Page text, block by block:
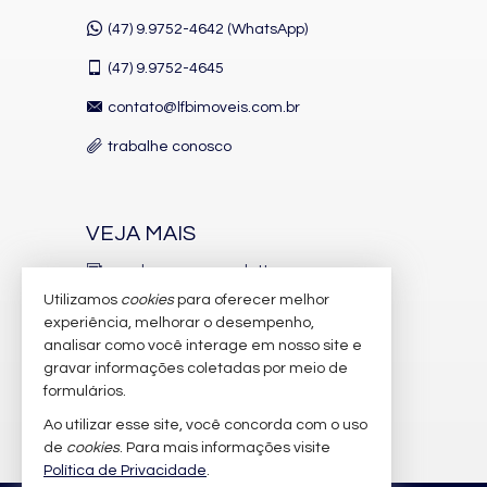
Dependência de Empregada
Sala de Estar
Cozinha Americana
Hidromassagem
Banheiro de Serviço
Sala de Jogos
Salão de Festas
Piscina
Espaço Gourmet
Espaço Fitness
Portão Eletrônico
Playground
Brinquedoteca
Piscina Infantil
(47) 9.9752-4642 (WhatsApp)
(47) 9.9752-4645
contato@lfbimoveis.com.br
trabalhe conosco
VEJA MAIS
receba nosso newsletter
indicadores financeiros
cadastre seu imóvel
imóveis favoritos
mapa de imóveis
Utilizamos cookiespara oferecer melhor
experiência, melhorar o desempenho,
analisar como você interage em nosso site e
gravar informações coletadas por meio de
formulários.
Ao utilizar esse site, você concorda com o uso
de cookies. Para mais informações visite
Política de Privacidade.